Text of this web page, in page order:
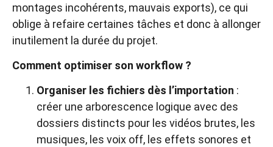
montages incohérents, mauvais exports), ce qui
oblige à refaire certaines tâches et donc à allonger
inutilement la durée du projet.
Comment optimiser son workflow ?
Organiser les fichiers dès l’importation :
créer une arborescence logique avec des
dossiers distincts pour les vidéos brutes, les
musiques, les voix off, les effets sonores et